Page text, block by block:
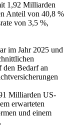
1,92 Milliarden
Anteil von 40,8 %
von 3,5 %,
im Jahr 2025 und
den Bedarf an
Milliarden US-
erwarteten
und einem